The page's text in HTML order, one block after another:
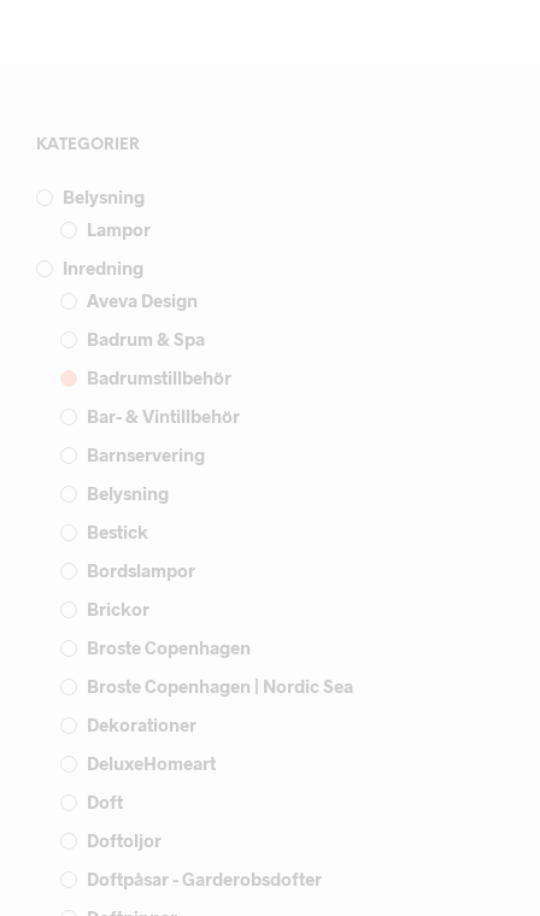
KATEGORIER
Belysning
Lampor
Inredning
Aveva Design
Badrum & Spa
Badrumstillbehör
Bar- & Vintillbehör
Barnservering
Belysning
Bestick
Bordslampor
Brickor
Broste Copenhagen
Broste Copenhagen | Nordic Sea
Dekorationer
DeluxeHomeart
Doft
Doftoljor
Doftpåsar - Garderobsdofter